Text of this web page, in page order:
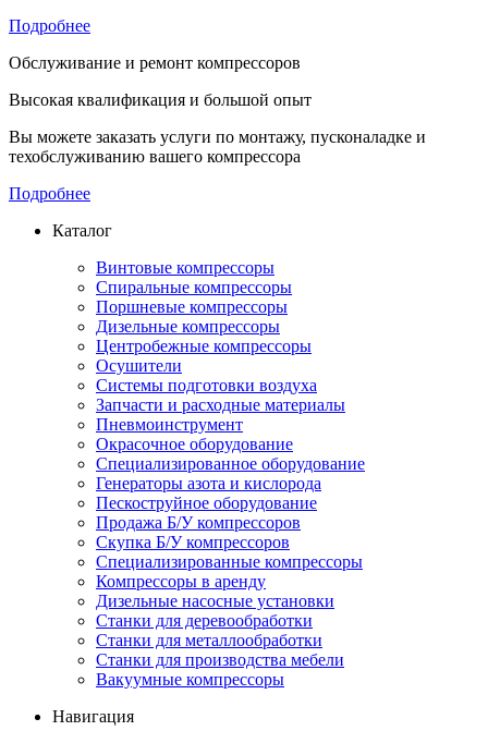
Подробнее
Обслуживание и ремонт компрессоров
Высокая квалификация и большой опыт
Вы можете заказать услуги по монтажу, пусконаладке и
техобслуживанию вашего компрессора
Подробнее
Каталог
Винтовые компрессоры
Спиральные компрессоры
Поршневые компрессоры
Дизельные компрессоры
Центробежные компрессоры
Осушители
Системы подготовки воздуха
Запчасти и расходные материалы
Пневмоинструмент
Окрасочное оборудование
Специализированное оборудование
Генераторы азота и кислорода
Пескоструйное оборудование
Продажа Б/У компрессоров
Скупка Б/У компрессоров
Специализированные компрессоры
Компрессоры в аренду
Дизельные насосные установки
Станки для деревообработки
Станки для металлообработки
Станки для производства мебели
Вакуумные компрессоры
Навигация